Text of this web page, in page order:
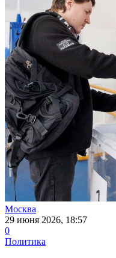
Москва
29 июня 2026, 18:57
0
Политика